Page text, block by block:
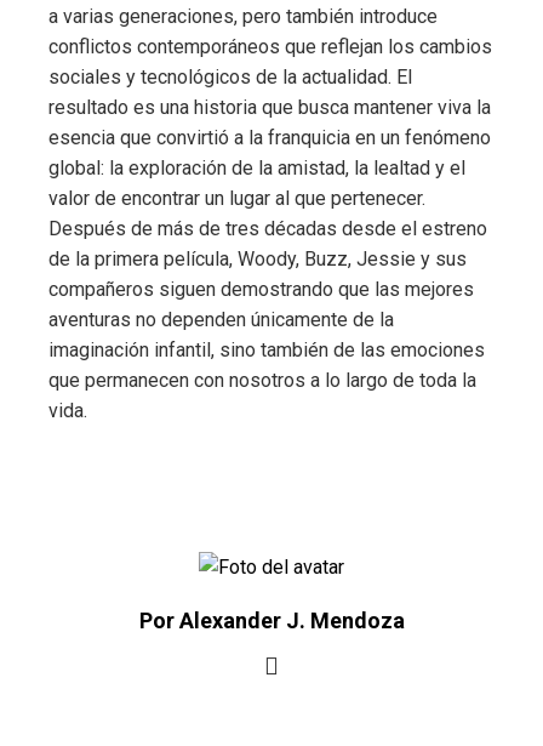
a varias generaciones, pero también introduce
conflictos contemporáneos que reflejan los cambios
sociales y tecnológicos de la actualidad. El
resultado es una historia que busca mantener viva la
esencia que convirtió a la franquicia en un fenómeno
global: la exploración de la amistad, la lealtad y el
valor de encontrar un lugar al que pertenecer.
Después de más de tres décadas desde el estreno
de la primera película, Woody, Buzz, Jessie y sus
compañeros siguen demostrando que las mejores
aventuras no dependen únicamente de la
imaginación infantil, sino también de las emociones
que permanecen con nosotros a lo largo de toda la
vida.
Por Alexander J. Mendoza